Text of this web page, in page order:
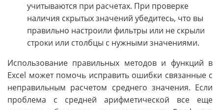
учитываются при расчетах. При проверке
наличия скрытых значений убедитесь, что вы
правильно настроили фильтры или не скрыли
строки или столбцы с нужными значениями.
Использование правильных методов и функций в
Excel может помочь исправить ошибки связанные с
неправильным расчетом среднего значения. Если
проблема с средней арифметической все еще